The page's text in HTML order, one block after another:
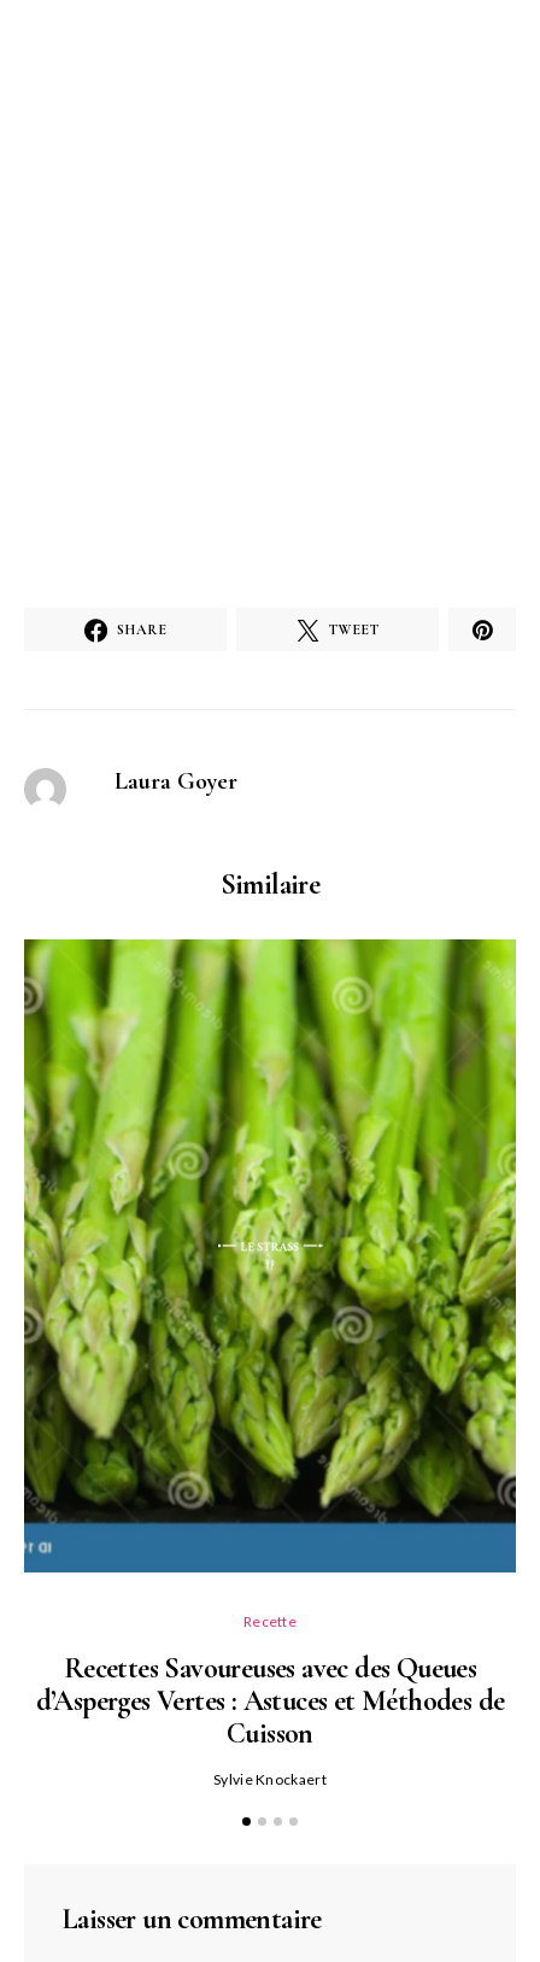
SHARE TWEET
Laura Goyer
Similaire
Recette
Recettes Savoureuses avec des Queues
d’Asperges Vertes : Astuces et Méthodes de
Cuisson
Sylvie Knockaert
Laisser un commentaire